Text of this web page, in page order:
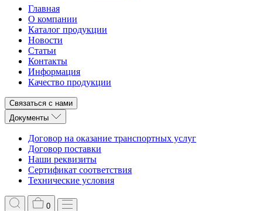
Главная
О компании
Каталог продукции
Новости
Статьи
Контакты
Информация
Качество продукции
Связаться с нами
Документы
Договор на оказание транспортных услуг
Договор поставки
Наши реквизиты
Сертификат соответствия
Технические условия
0